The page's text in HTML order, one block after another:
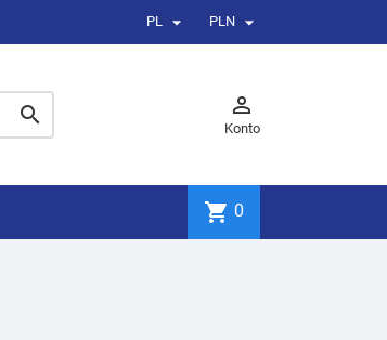
PL  PLN 
 
Konto
shopping_cart 0